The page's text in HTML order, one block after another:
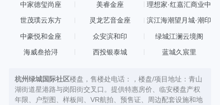
中家德玺尚座 美睿金座
理想家·红嘉汇商业中
世茂璞云东方 灵龙艺音金座 滨江海潮望月城·潮印
中豪悦和金座 众安滨和印 绿城江澜云境阁
海威叁拾浔 西投银泰城 蓝城久宸里
杭州绿城国际社区楼盘，售楼处电话：，楼盘/项目地址：青山
湖街道星港路与岗阳街交叉口。提供特惠房价、临安楼盘产权
年限、户型图、样板间、VR航拍、预售证、周边配套设施和地